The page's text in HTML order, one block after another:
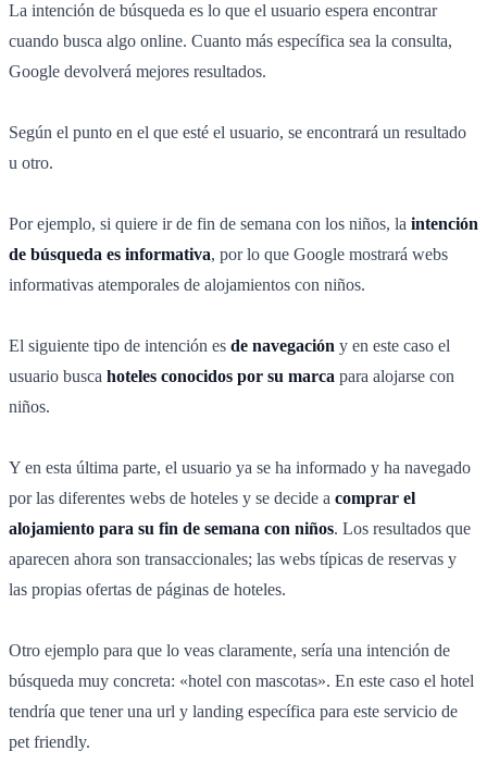
La intención de búsqueda es lo que el usuario espera encontrar
cuando busca algo online. Cuanto más específica sea la consulta,
Google devolverá mejores resultados.
Según el punto en el que esté el usuario, se encontrará un resultado
u otro.
Por ejemplo, si quiere ir de fin de semana con los niños, la intención
de búsqueda es informativa, por lo que Google mostrará webs
informativas atemporales de alojamientos con niños.
El siguiente tipo de intención es de navegación y en este caso el
usuario busca hoteles conocidos por su marca para alojarse con
niños.
Y en esta última parte, el usuario ya se ha informado y ha navegado
por las diferentes webs de hoteles y se decide a comprar el
alojamiento para su fin de semana con niños. Los resultados que
aparecen ahora son transaccionales; las webs típicas de reservas y
las propias ofertas de páginas de hoteles.
Otro ejemplo para que lo veas claramente, sería una intención de
búsqueda muy concreta: «hotel con mascotas». En este caso el hotel
tendría que tener una url y landing específica para este servicio de
pet friendly.